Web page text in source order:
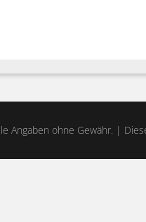
Angaben ohne Gewähr. |